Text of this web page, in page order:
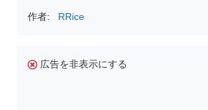
作者: RRice
広告を非表示にする